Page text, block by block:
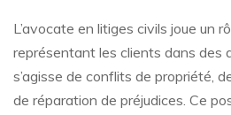
L’avocate en litiges civils joue un
représentant les clients dans des
s’agisse de conflits de propriété,
de réparation de préjudices. Ce